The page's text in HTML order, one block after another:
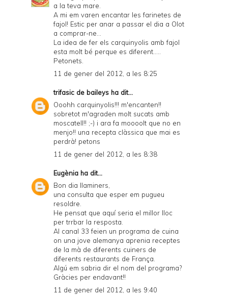
a la teva mare.
A mi em varen encantar les farinetes de
fajol! Estic per anar a passar el dia a Olot
a comprar-ne...
La idea de fer els carquinyolis amb fajol
esta molt bé perque es diferent.....
Petonets.
11 de gener del 2012, a les 8:25
trifasic de baileys ha dit...
Ooohh carquinyolis!!! m'encanten!!
sobretot m'agraden molt sucats amb
moscatell!! ;-) i ara fa moooolt que no en
menjo!! una recepta clàssica que mai es
perdrà! petons
11 de gener del 2012, a les 8:38
Eugènia ha dit...
Bon dia llaminers,
una consulta que esper em pugueu
resoldre.
He pensat que aquí seria el millor lloc
per trrbar la resposta.
Al canal 33 feien un programa de cuina
on una jove alemanya aprenia receptes
de la mà de diferents cuiners de
diferents restaurants de França.
Algú em sabria dir el nom del programa?
Gràcies per endavant!!
11 de gener del 2012, a les 9:40